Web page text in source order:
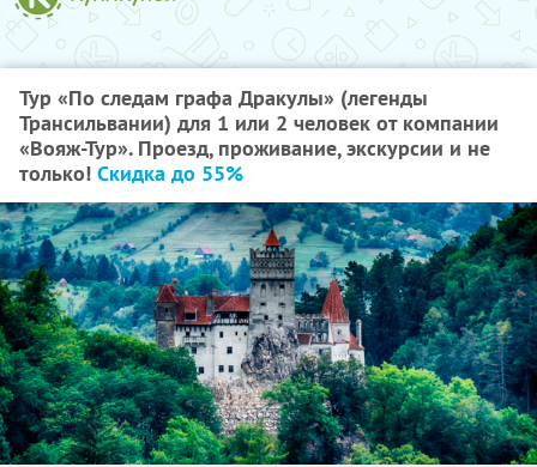
Тур «По следам графа Дракулы» (легенды
Трансильвании) для 1 или 2 человек от компании
«Вояж-Тур». Проезд, проживание, экскурсии и не
только! Скидка до 55%